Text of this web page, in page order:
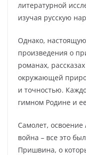
литературной
изучая русскую
Однако,
произведения о
романах,
окружающей
и точностью.
гимном Родине и
Самолет,
война – все это
Пришвина, о